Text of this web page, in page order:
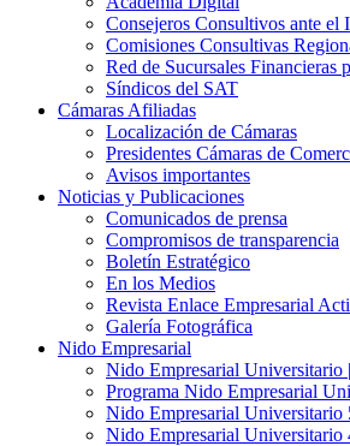
Consejeros Consultivos ante el
Comisiones Consultivas
Red de Sucursales Financieras
Síndicos del SAT
Cámaras Afiliadas
Localización de Cámaras
Presidentes Cámaras de
Avisos importantes
Noticias y Publicaciones
Comunicados de prensa
Compromisos de transparencia
Boletín Estratégico
En los Medios
Revista Enlace Empresarial
Galería Fotográfica
Nido Empresarial
Nido Empresarial Universitario
Programa Nido Empresarial
Nido Empresarial Universitario
Nido Empresarial Universitario